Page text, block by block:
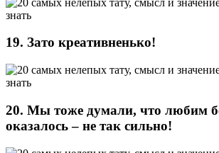
19. Зато креативненько!
20. Мы тоже думали, что любим
оказалось – не так сильно!